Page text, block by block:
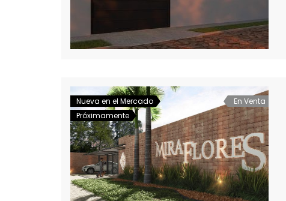
Nueva en el Mercado
Próximamente
En Venta